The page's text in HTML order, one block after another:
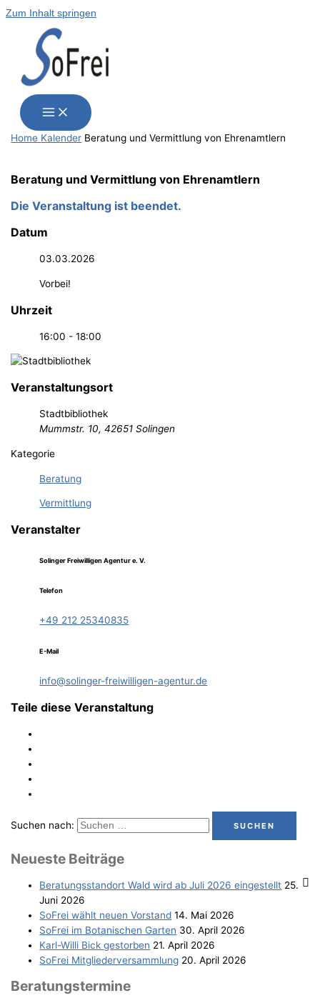
Zum Inhalt springen
Home Kalender Bera­tung und Ver­mitt­lung von Ehrenamtlern
Bera­tung und Ver­mitt­lung von Ehrenamtlern
Die Veranstaltung ist beendet.
Datum
03.03.2026
Vorbei!
Uhrzeit
16:00 - 18:00
Veranstaltungsort
Stadtbibliothek
Mummstr. 10, 42651 Solingen
Kategorie
Beratung
Vermittlung
Veranstalter
Solinger Freiwilligen Agentur e. V.
Telefon
+49 212 25340835
E-Mail
info@solinger-freiwilligen-agentur.de
Teile diese Veranstaltung
Suchen nach:
Neu­es­te Beiträge
Bera­tungs­stand­ort Wald wird ab Juli 2026 eingestellt 25.
Juni 2026
SoFrei wählt neu­en Vorstand 14. Mai 2026
SoFrei im Bota­ni­schen Garten 30. April 2026
Karl-Wil­li Bick gestorben 21. April 2026
SoFrei Mit­glie­der­ver­samm­lung 20. April 2026
Bera­tungs­ter­mi­ne